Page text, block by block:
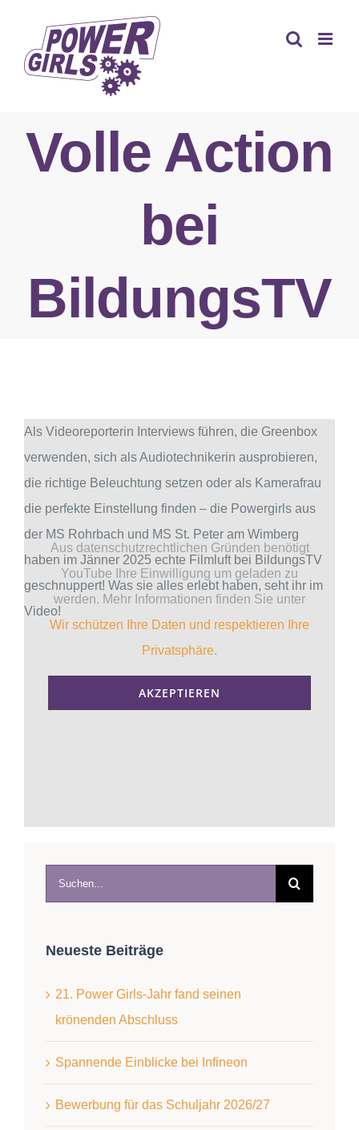
springen
Volle Action
bei
BildungsTV
Als Videoreporterin Interviews führen, die Greenbox
verwenden, sich als Audiotechnikerin ausprobieren,
die richtige Beleuchtung setzen oder als Kamerafrau
die perfekte Einstellung finden – die Powergirls aus
der MS Rohrbach und MS St. Peter am Wimberg
haben im Jänner 2025 echte Filmluft bei BildungsTV
geschnuppert! Was sie alles erlebt haben, seht ihr im
Video!
Aus datenschutzrechtlichen Gründen benötigt
YouTube Ihre Einwilligung um geladen zu
werden. Mehr Informationen finden Sie unter
Wir schützen Ihre Daten und respektieren Ihre
Privatsphäre.
AKZEPTIEREN
Suche
nach:
Neueste Beiträge
21. Power Girls-Jahr fand seinen
krönenden Abschluss
Spannende Einblicke bei Infineon
Bewerbung für das Schuljahr 2026/27